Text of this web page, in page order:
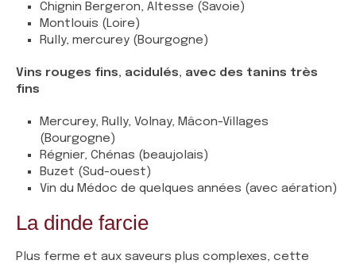
Chignin Bergeron, Altesse (Savoie)
Montlouis (Loire)
Rully, mercurey (Bourgogne)
Vins rouges fins, acidulés, avec des tanins très
fins
Mercurey, Rully, Volnay, Mâcon-Villages
(Bourgogne)
Régnier, Chénas (beaujolais)
Buzet (Sud-ouest)
Vin du Médoc de quelques années (avec aération)
La dinde farcie
Plus ferme et aux saveurs plus complexes, cette